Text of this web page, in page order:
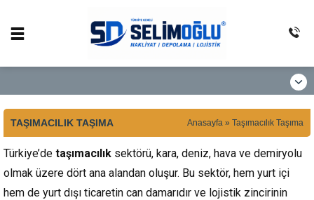
TAŞIMACILIK TAŞIMA Anasayfa » Taşımacılık Taşıma
Türkiye’de taşımacılık sektörü, kara, deniz, hava ve demiryolu
olmak üzere dört ana alandan oluşur. Bu sektör, hem yurt içi
hem de yurt dışı ticaretin can damarıdır ve lojistik zincirinin